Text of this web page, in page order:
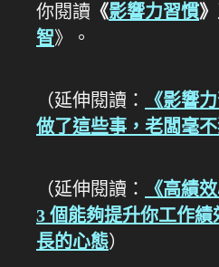
你閱讀 《影響力習慣》
智》。
（延伸閱讀：
《影響
做了這些事，老闆毫
（延伸閱讀：
《高績
3 個能夠提升你工作
長的心態）